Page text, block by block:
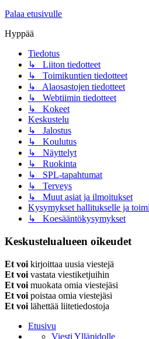
Palaa etusivulle
Hyppää
Tiedotus
↳ Liiton tiedotteet
↳ Toimikuntien tiedotteet
↳ Alaosastojen tiedotteet
↳ Webtiimin tiedotteet
↳ Kokeet
Keskustelu
↳ Jalostus
↳ Koulutus
↳ Näyttelyt
↳ Ruokinta
↳ SPL-tapahtumat
↳ Terveys
↳ Muut asiat ja ilmoitukset
Kysymykset hallitukselle ja
↳ Koesääntökysymykset
Keskustelualueen oikeudet
Et voi kirjoittaa uusia viestejä
Et voi vastata viestiketjuihin
Et voi muokata omia viestejäsi
Et voi poistaa omia viestejäsi
Et voi lähettää liitetiedostoja
Etusivu
Viesti Ylläpidolle